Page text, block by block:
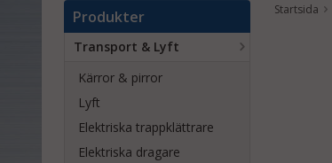
Produkter
Transport & Lyft
Kärror & pirror
Lyft
Elektriska trappklättrare
Elektriska dragare
Startsida